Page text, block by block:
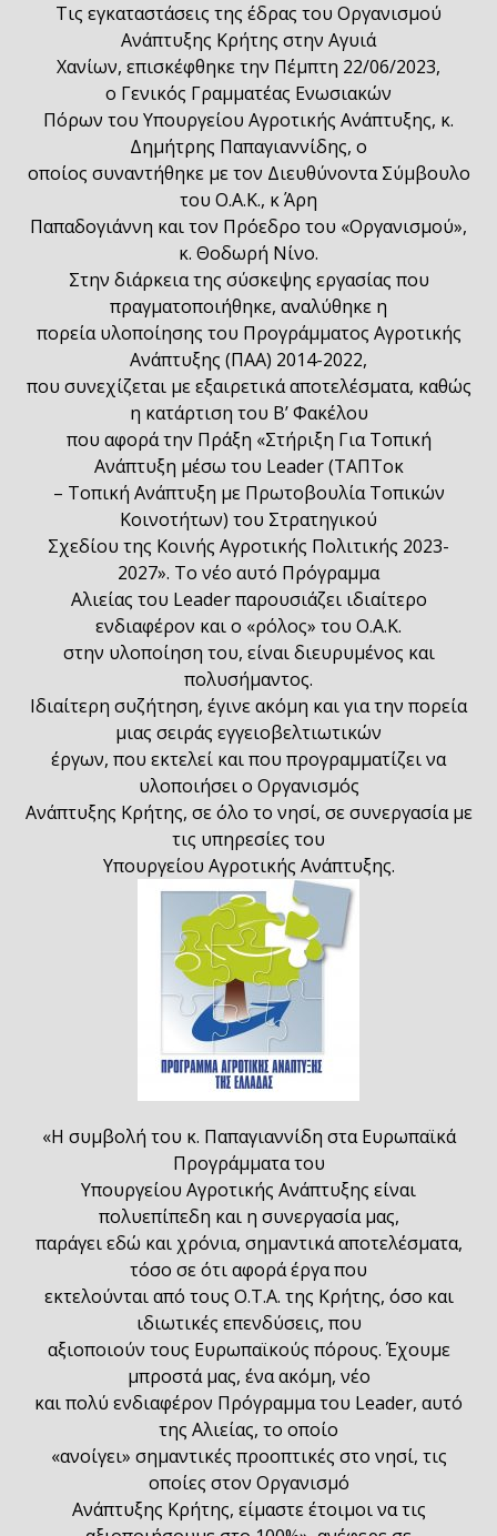
Τις εγκαταστάσεις της έδρας του Οργανισμού
Ανάπτυξης Κρήτης στην Αγυιά
Χανίων, επισκέφθηκε την Πέμπτη 22/06/2023,
ο Γενικός Γραμματέας Ενωσιακών
Πόρων του Υπουργείου Αγροτικής Ανάπτυξης, κ.
Δημήτρης Παπαγιαννίδης, ο
οποίος συναντήθηκε με τον Διευθύνοντα Σύμβουλο
του Ο.Α.Κ., κ Άρη
Παπαδογιάννη και τον Πρόεδρο του «Οργανισμού»,
κ. Θοδωρή Νίνο.
Στην διάρκεια της σύσκεψης εργασίας που
πραγματοποιήθηκε, αναλύθηκε η
πορεία υλοποίησης του Προγράμματος Αγροτικής
Ανάπτυξης (ΠΑΑ) 2014-2022,
που συνεχίζεται με εξαιρετικά αποτελέσματα, καθώς
η κατάρτιση του Β’ Φακέλου
που αφορά την Πράξη «Στήριξη Για Τοπική
Ανάπτυξη μέσω του Leader (ΤΑΠΤοκ
– Τοπική Ανάπτυξη με Πρωτοβουλία Τοπικών
Κοινοτήτων) του Στρατηγικού
Σχεδίου της Κοινής Αγροτικής Πολιτικής 2023-
2027». Το νέο αυτό Πρόγραμμα
Αλιείας του Leader παρουσιάζει ιδιαίτερο
ενδιαφέρον και ο «ρόλος» του Ο.Α.Κ.
στην υλοποίηση του, είναι διευρυμένος και
πολυσήμαντος.
Ιδιαίτερη συζήτηση, έγινε ακόμη και για την πορεία
μιας σειράς εγγειοβελτιωτικών
έργων, που εκτελεί και που προγραμματίζει να
υλοποιήσει ο Οργανισμός
Ανάπτυξης Κρήτης, σε όλο το νησί, σε συνεργασία με
τις υπηρεσίες του
Υπουργείου Αγροτικής Ανάπτυξης.
«Η συμβολή του κ. Παπαγιαννίδη στα Ευρωπαϊκά
Προγράμματα του
Υπουργείου Αγροτικής Ανάπτυξης είναι
πολυεπίπεδη και η συνεργασία μας,
παράγει εδώ και χρόνια, σημαντικά αποτελέσματα,
τόσο σε ότι αφορά έργα που
εκτελούνται από τους Ο.Τ.Α. της Κρήτης, όσο και
ιδιωτικές επενδύσεις, που
αξιοποιούν τους Ευρωπαϊκούς πόρους. Έχουμε
μπροστά μας, ένα ακόμη, νέο
και πολύ ενδιαφέρον Πρόγραμμα του Leader, αυτό
της Αλιείας, το οποίο
«ανοίγει» σημαντικές προοπτικές στο νησί, τις
οποίες στον Οργανισμό
Ανάπτυξης Κρήτης, είμαστε έτοιμοι να τις